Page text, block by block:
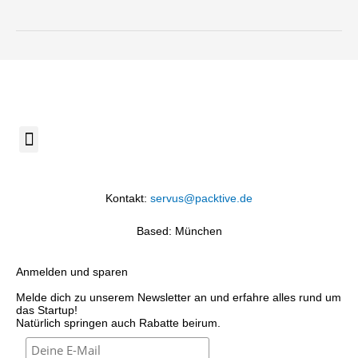
Menü
Kontakt: servus@packtive.de
Based: München
Anmelden und sparen
Melde dich zu unserem Newsletter an und erfahre alles rund um
das Startup!
Natürlich springen auch Rabatte beirum.